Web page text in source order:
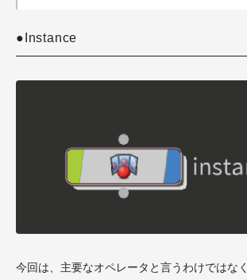
●Instance
今回は、主要なオペレータと言うわけではな